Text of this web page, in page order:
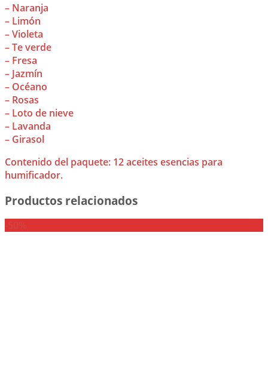
– Naranja
– Limón
– Violeta
– Te verde
– Fresa
– Jazmín
– Océano
– Rosas
– Loto de nieve
– Lavanda
– Girasol
Contenido del paquete: 12 aceites esencias para
humificador.
Productos relacionados